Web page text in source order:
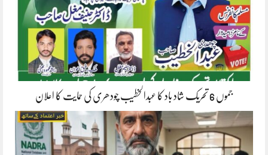
جموں 6 تحریک شاد باد کا عبدالخطیب چودھری کی حمایت کا اعلان